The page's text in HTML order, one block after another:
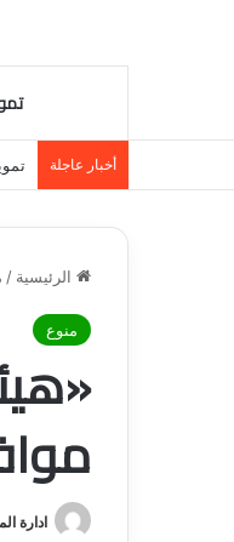
أخبار عاجلة
الرئيسية /
منوع
ادارة